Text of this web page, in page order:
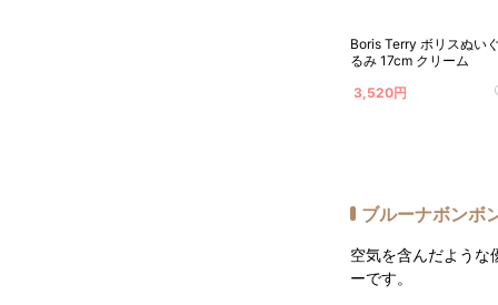
Boris Terry ボリスぬい
るみ 17cm クリーム
3,520円
ブルーナボンボ
空気を含んだような
ーです。